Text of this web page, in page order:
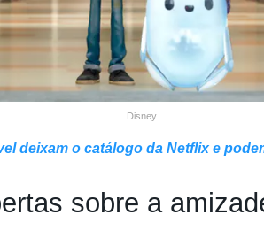
Disney
deixam o catálogo da Netflix e
sobre a